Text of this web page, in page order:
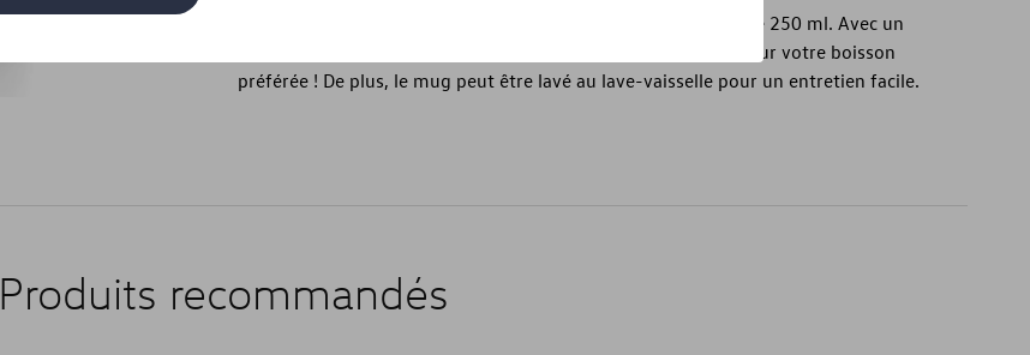
Cette tasse en porcelaine de la collection Golf a une capacité de 250 ml. Avec un
diamètre de 80 mm et une hauteur de 85 mm, il est parfait pour votre boisson
préférée ! De plus, le mug peut être lavé au lave-vaisselle pour un entretien facile.
Produits recommandés